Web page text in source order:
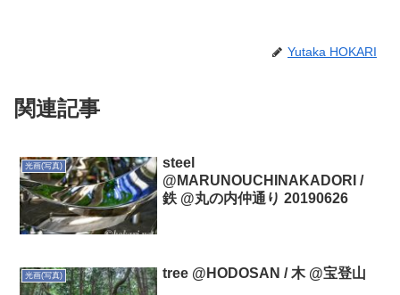
Yutaka HOKARI
関連記事
光画(写真)
steel
@MARUNOUCHINAKADORI /
鉄 @丸の内仲通り 20190626
光画(写真) tree @HODOSAN / 木 @宝登山